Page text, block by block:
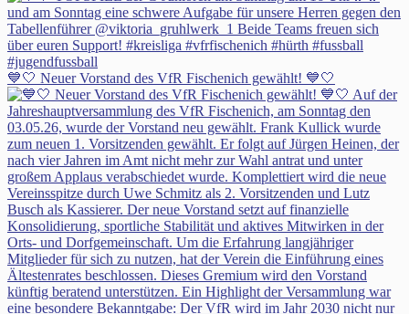
💙🤍 Neuer Vorstand des VfR Fischenich gewählt! 💙🤍